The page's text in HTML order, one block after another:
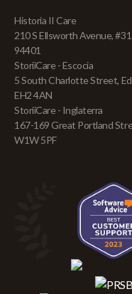
Historia II Care
210 S Ellsworth Avenue,
94401
StoriiCare - Escocia
5 South Charlotte Street,
EH2 4AN
StoriiCare - Inglaterra
167-169 Great Portland
W1W 5PF